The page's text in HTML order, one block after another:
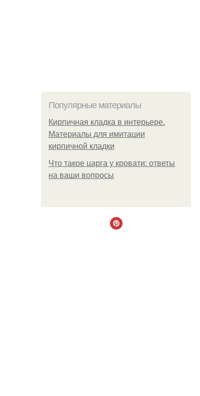
Популярные материалы
Кирпичная кладка в интерьере.
Материалы для имитации
кирпичной кладки
Что такое царга у кровати: ответы
на ваши вопросы